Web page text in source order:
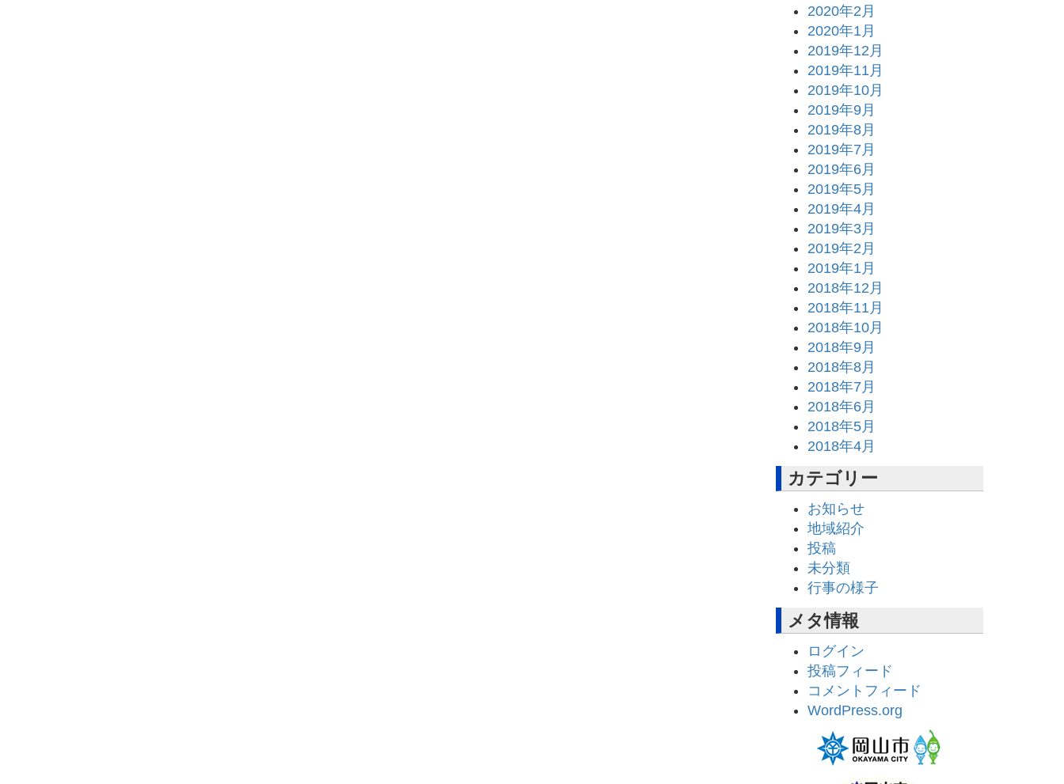
2020年2月
2020年1月
2019年12月
2019年11月
2019年10月
2019年9月
2019年8月
2019年7月
2019年6月
2019年5月
2019年4月
2019年3月
2019年2月
2019年1月
2018年12月
2018年11月
2018年10月
2018年9月
2018年8月
2018年7月
2018年6月
2018年5月
2018年4月
カテゴリー
お知らせ
地域紹介
投稿
未分類
行事の様子
メタ情報
ログイン
投稿フィード
コメントフィード
WordPress.org